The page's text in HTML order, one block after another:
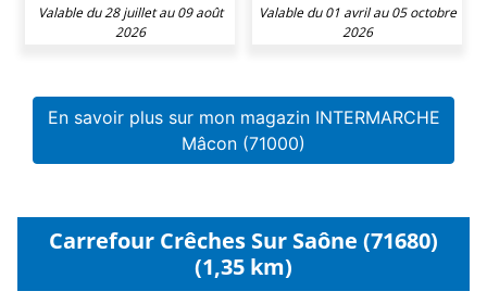
Valable du 28 juillet au 09 août
2026
Valable du 01 avril au 05 octobre
2026
En savoir plus sur mon magazin INTERMARCHE
Mâcon (71000)
Carrefour Crêches Sur Saône (71680)
(1,35 km)